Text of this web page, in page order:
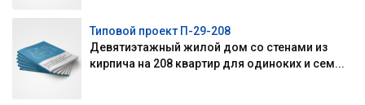
Типовой проект П-29-208
Девятиэтажный жилой дом со стенами из
кирпича на 208 квартир для одиноких и сем...